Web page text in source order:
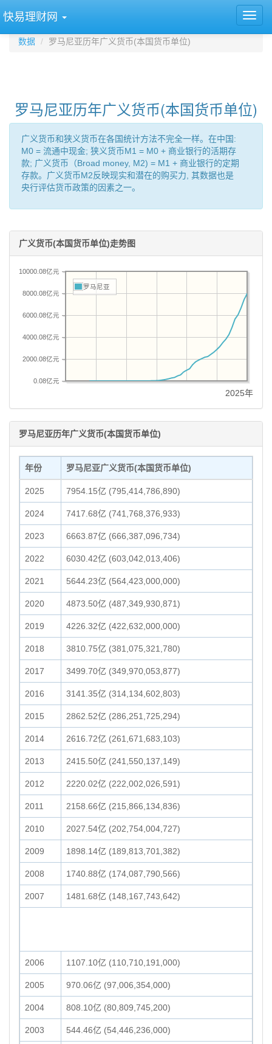
快易理财网
数据 罗马尼亚历年广义货币(本国货币单位)
罗马尼亚历年广义货币(本国货币单位)
广义货币和狭义货币在各国统计方法不完全一样。在中国:
M0 = 流通中现金; 狭义货币M1 = M0 + 商业银行的活期存
款; 广义货币（Broad money, M2) = M1 + 商业银行的定期
存款。广义货币M2反映现实和潜在的购买力, 其数据也是
央行评估货币政策的因素之一。
广义货币(本国货币单位)走势图
0.08亿元
2000.08亿元
4000.08亿元
6000.08亿元
8000.08亿元
10000.08亿元
罗马尼亚
2025年
罗马尼亚历年广义货币(本国货币单位)
年份 罗马尼亚广义货币(本国货币单位)
2025 7954.15亿 (795,414,786,890)
2024 7417.68亿 (741,768,376,933)
2023 6663.87亿 (666,387,096,734)
2022 6030.42亿 (603,042,013,406)
2021 5644.23亿 (564,423,000,000)
2020 4873.50亿 (487,349,930,871)
2019 4226.32亿 (422,632,000,000)
2018 3810.75亿 (381,075,321,780)
2017 3499.70亿 (349,970,053,877)
2016 3141.35亿 (314,134,602,803)
2015 2862.52亿 (286,251,725,294)
2014 2616.72亿 (261,671,683,103)
2013 2415.50亿 (241,550,137,149)
2012 2220.02亿 (222,002,026,591)
2011 2158.66亿 (215,866,134,836)
2010 2027.54亿 (202,754,004,727)
2009 1898.14亿 (189,813,701,382)
2008 1740.88亿 (174,087,790,566)
2007 1481.68亿 (148,167,743,642)
2006 1107.10亿 (110,710,191,000)
2005 970.06亿 (97,006,354,000)
2004 808.10亿 (80,809,745,200)
2003 544.46亿 (54,446,236,000)